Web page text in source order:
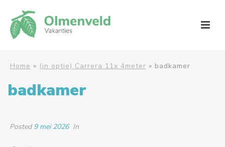
Home » (in optie) Carrera 11x 4meter » badkamer
badkamer
Posted9 mei 2026 In